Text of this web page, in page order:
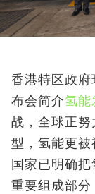
香港特区政
布会简介氢能
战，全球正
型，氢能更
国家已明确
重要组成部